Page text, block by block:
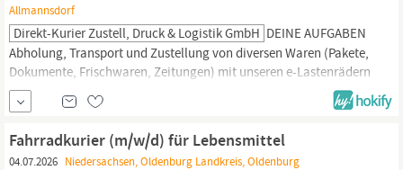
Allmannsdorf
Direkt-Kurier Zustell, Druck & Logistik GmbH DEINE AUFGABEN
Abholung, Transport und Zustellung von diversen Waren (Pakete,
Dokumente, Frischwaren, Zeitungen) mit unseren e-Lastenrädern
Kommunikation mit Kunden und Kollegen, um Lieferdetails zu
klären oder Probleme zu lösen Nutzung von Navigationssystemen
und Apps am Smartphone Unterstützung in operativen Themen
rund um die Zustellung DEIN PROFIL Spaß am Radfahren ...
Fahrradkurier (m/w/d) für Lebensmittel
04.07.2026 Niedersachsen, Oldenburg Landkreis, Oldenburg